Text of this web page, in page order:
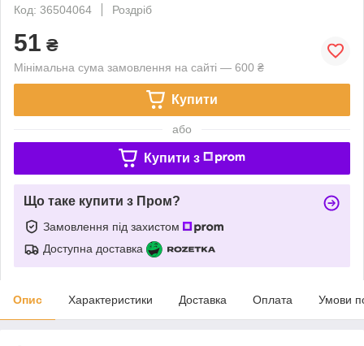
Код: 36504064
Роздріб
51 ₴
Мінімальна сума замовлення на сайті — 600 ₴
Купити
або
Купити з
Що таке купити з Пром?
Замовлення під захистом
Доступна доставка
Опис Характеристики Доставка Оплата Умови